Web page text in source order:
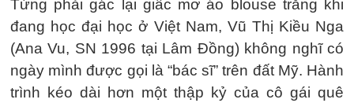
Từng phải gác lại giấc mơ áo blouse trắng khi
đang học đại học ở Việt Nam, Vũ Thị Kiều Nga
(Ana Vu, SN 1996 tại Lâm Đồng) không nghĩ có
ngày mình được gọi là “bác sĩ” trên đất Mỹ. Hành
trình kéo dài hơn một thập kỷ của cô gái quê